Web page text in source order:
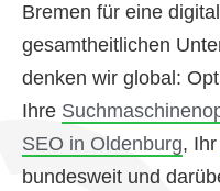
Bremen für eine
gesamtheitlichen
denken wir global:
Ihre
SEO in Oldenburg, Ihr
bundesweit und